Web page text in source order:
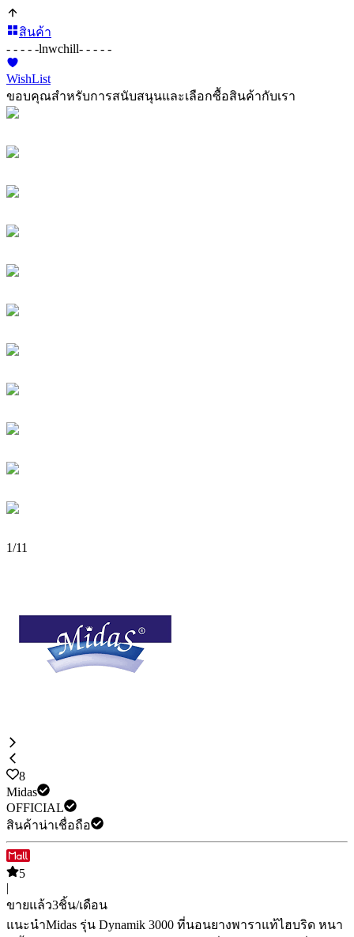
สินค้า
- - - - -lnwchill- - - - -
WishList
ขอบคุณสำหรับการสนับสนุนและเลือกซื้อสินค้ากับเรา
1/11
8
Midas
OFFICIAL
สินค้าน่าเชื่อถือ
5
|
ขายแล้ว3ชิ้น/เดือน
แนะนำMidas รุ่น Dynamik 3000 ที่นอนยางพาราแท้ไฮบริด หนา